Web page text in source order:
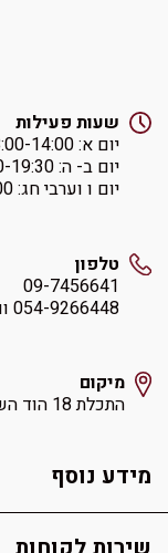
שעות פעילות
יום א: ‏8:00-14:00 ואחהצ 16:00-19:00
יום ב- ה: ‏08:00-19:30
יום ו וערבי חג: ‏08:00-14:00
טלפון
09-7456641
054-9266448 וואטסאפ
מיקום
התכלת 18 הוד השרון
מידע נוסף